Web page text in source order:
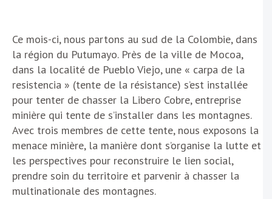
Ce mois-ci, nous partons au sud de la Colombie, dans
la région du Putumayo. Près de la ville de Mocoa,
dans la localité de Pueblo Viejo, une « carpa de la
resistencia » (tente de la résistance) s’est installée
pour tenter de chasser la Libero Cobre, entreprise
minière qui tente de s’installer dans les montagnes.
Avec trois membres de cette tente, nous exposons la
menace minière, la manière dont s’organise la lutte et
les perspectives pour reconstruire le lien social,
prendre soin du territoire et parvenir à chasser la
multinationale des montagnes.